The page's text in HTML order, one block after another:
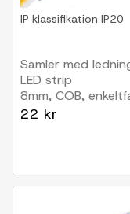
IP klassifikation IP20
Samler med
LED strip
8mm, COB,
IP20, 5V-24V
22 kr